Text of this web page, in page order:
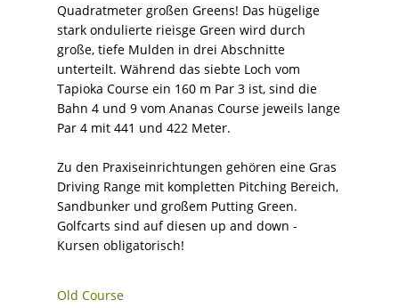
Quadratmeter großen Greens! Das hügelige
stark ondulierte rieisge Green wird durch
große, tiefe Mulden in drei Abschnitte
unterteilt. Während das siebte Loch vom
Tapioka Course ein 160 m Par 3 ist, sind die
Bahn 4 und 9 vom Ananas Course jeweils lange
Par 4 mit 441 und 422 Meter.
Zu den Praxiseinrichtungen gehören eine Gras
Driving Range mit kompletten Pitching Bereich,
Sandbunker und großem Putting Green.
Golfcarts sind auf diesen up and down -
Kursen obligatorisch!
Old Course